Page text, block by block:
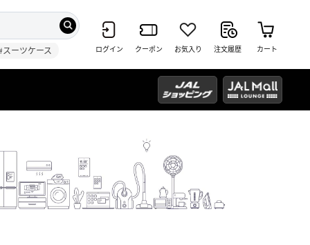
スーツケース ログイン クーポン お気入り 注文履歴 カート